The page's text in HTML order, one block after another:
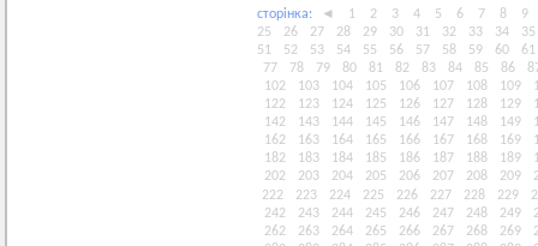
сторiнка: ◄ 1 2 3 4 5 6 7 8
9
25
26 27 28 29 30 31 32 33 34
35
51
52 53 54 55 56 57 58 59 60
61
77
78 79 80 81 82 83 84 85 86
102
103 104 105 106 107 108 109
122
123 124 125 126 127 128 129
142
143 144 145 146 147 148 149
162
163 164 165 166 167 168 169
182
183 184 185 186 187 188 189
202
203 204 205 206 207 208 209
222
223 224 225 226 227 228 229
242
243 244 245 246 247 248 249
262
263 264 265 266 267 268 269